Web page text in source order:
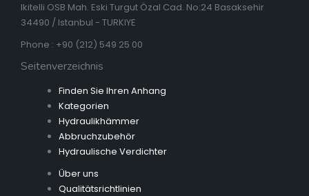
Ikitelli OSB Mah. Eski Turgut Özal Cad. No:24 Basaksehir
34490 / Istanbul - TURKIYE
Phone : +90 (212) 549 25 00
Seitenverzeichnis
Finden Sie Ihren Anhang
Kategorien
Hydraulikhämmer
Abbruchzubehör
Hydraulische Verdichter
Über uns
Qualitätsrichtlinien